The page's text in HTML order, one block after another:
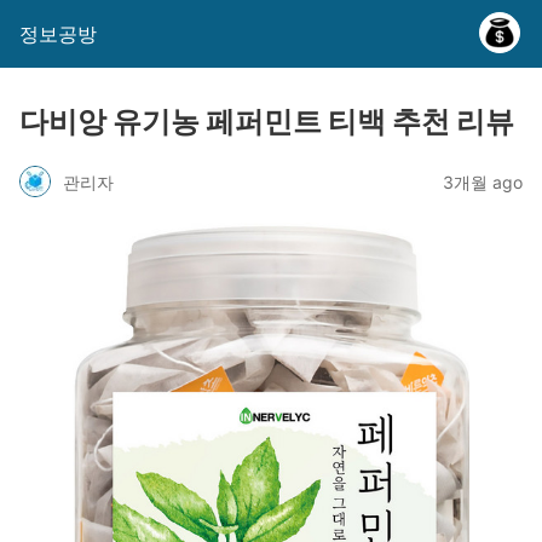
정보공방
다비앙 유기농 페퍼민트 티백 추천 리뷰
관리자 3개월 ago